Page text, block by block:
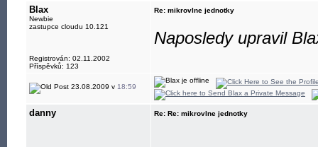
Blax
Newbie
zastupce cloudu 10.121
Registrován: 02.11.2002
Příspěvků: 123
Re: mikrovlne jednotky
Naposledy upravil
23.08.2009 v 18:59
danny Re: Re: mikrovlne jednotky